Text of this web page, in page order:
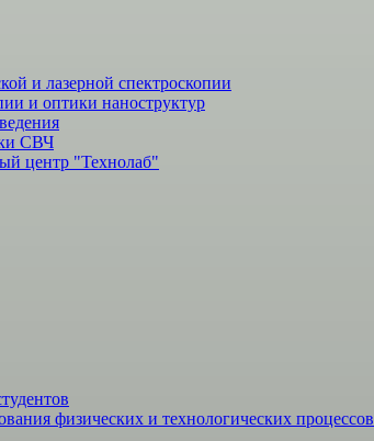
и лазерной спектроскопии
и оптики наноструктур
СВЧ
центр "Технолаб"
физических и технологических процессов